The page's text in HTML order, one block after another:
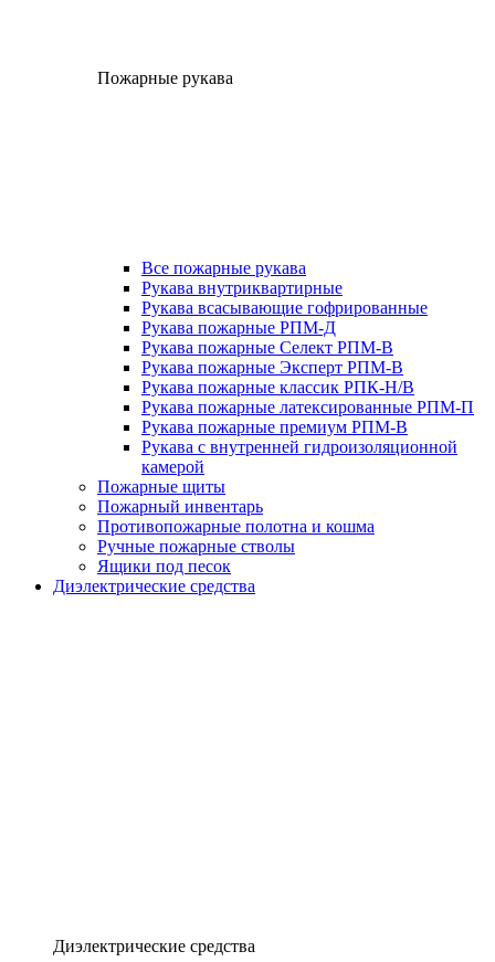
Пожарные рукава
Все пожарные рукава
Рукава внутриквартирные
Рукава всасывающие гофрированные
Рукава пожарные РПМ-Д
Рукава пожарные Селект РПМ-В
Рукава пожарные Эксперт РПМ-В
Рукава пожарные классик РПК-Н/В
Рукава пожарные латексированные РПМ-П
Рукава пожарные премиум РПМ-В
Рукава с внутренней гидроизоляционной
камерой
Пожарные щиты
Пожарный инвентарь
Противопожарные полотна и кошма
Ручные пожарные стволы
Ящики под песок
Диэлектрические средства
Диэлектрические средства